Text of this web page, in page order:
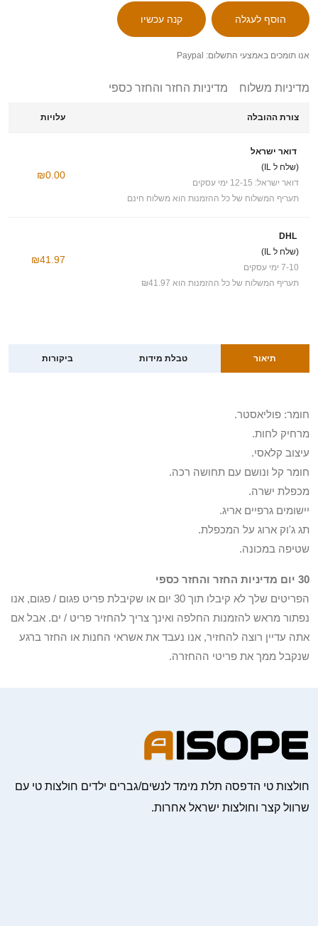
אנו תומכים באמצעי התשלום: Paypal
מדיניות משלוח מדיניות החזר והחזר כספי
צורת ההובלה עלויות
דואר ישראל
(שלח ל IL)
דואר ישראל: 12-15 ימי עסקים
תעריף המשלוח של כל ההזמנות הוא משלוח חינם
₪0.00
DHL
(שלח ל IL)
7-10 ימי עסקים
תעריף המשלוח של כל ההזמנות הוא ₪41.97
₪41.97
תיאור טבלת מידות ביקורות
חומר: פוליאסטר.
מרחיק לחות.
עיצוב קלאסי.
חומר קל ונושם עם תחושה רכה.
מכפלת ישרה.
יישומים גרפיים אריג.
תג ג'וק ארוג על המכפלת.
שטיפה במכונה.
30 יום מדיניות החזר והחזר כספי
הפריטים שלך לא קיבלו תוך 30 יום או שקיבלת פריט פגום / פגום, אנו
נפתור מראש להזמנות החלפה ואינך צריך להחזיר פריט / ים. אבל אם
אתה עדיין רוצה להחזיר, אנו נעבד את אשראי החנות או החזר ברגע
שנקבל ממך את פריטי ההחזרה.
חולצות טי הדפסה תלת מימד לנשים/גברים ילדים חולצות טי עם
שרוול קצר וחולצות ישראל אחרות.